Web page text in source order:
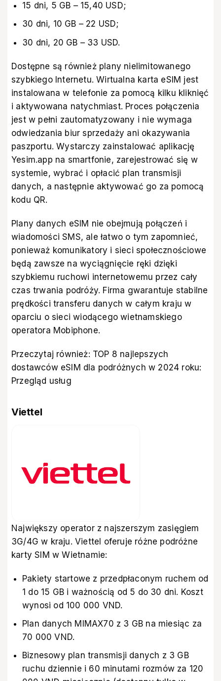
15 dni, 5 GB – 15,40 USD;
30 dni, 10 GB – 22 USD;
30 dni, 20 GB – 33 USD.
Dostępne są również plany nielimitowanego
szybkiego Internetu. Wirtualna karta eSIM jest
instalowana w telefonie za pomocą kilku kliknięć
i aktywowana natychmiast. Proces połączenia
jest w pełni zautomatyzowany i nie wymaga
odwiedzania biur sprzedaży ani okazywania
paszportu. Wystarczy zainstalować aplikację
Yesim.app na smartfonie, zarejestrować się w
systemie, wybrać i opłacić plan transmisji
danych, a następnie aktywować go za pomocą
kodu QR.
Plany danych eSIM nie obejmują połączeń i
wiadomości SMS, ale łatwo o tym zapomnieć,
ponieważ komunikatory i sieci społecznościowe
będą zawsze na wyciągnięcie ręki dzięki
szybkiemu ruchowi internetowemu przez cały
czas trwania podróży. Firma gwarantuje stabilne
prędkości transferu danych w całym kraju w
oparciu o sieci wiodącego wietnamskiego
operatora Mobiphone.
Przeczytaj również: TOP 8 najlepszych
dostawców eSIM dla podróżnych w 2024 roku:
Przegląd usług
Viettel
Największy operator z najszerszym zasięgiem
3G/4G w kraju. Viettel oferuje różne podróżne
karty SIM w Wietnamie:
Pakiety startowe z przedpłaconym ruchem od
1 do 15 GB i ważnością od 5 do 30 dni. Koszt
wynosi od 100 000 VND.
Plan danych MIMAX70 z 3 GB na miesiąc za
70 000 VND.
Biznesowy plan transmisji danych z 3 GB
ruchu dziennie i 60 minutami rozmów za 120